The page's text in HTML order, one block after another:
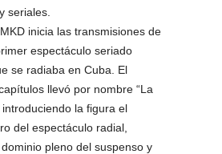
seriales.
inicia las transmisiones de
espectáculo seriado
se radiaba en Cuba. El
llevó por nombre “La
la figura el
del espectáculo radial,
pleno del suspenso y